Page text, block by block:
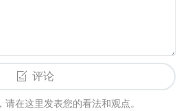
评论
在这里发表您的看法和观点。